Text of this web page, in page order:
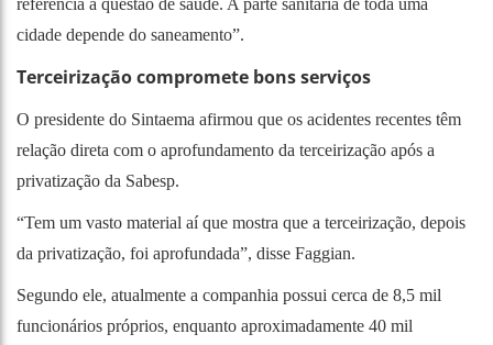
referência à questão de saúde. A parte sanitária de toda uma
cidade depende do saneamento”.
Terceirização compromete bons serviços
O presidente do Sintaema afirmou que os acidentes recentes têm
relação direta com o aprofundamento da terceirização após a
privatização da Sabesp.
“Tem um vasto material aí que mostra que a terceirização, depois
da privatização, foi aprofundada”, disse Faggian.
Segundo ele, atualmente a companhia possui cerca de 8,5 mil
funcionários próprios, enquanto aproximadamente 40 mil